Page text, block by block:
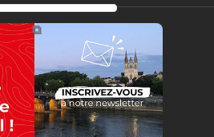
https://radio-g.fr?22076
⧉